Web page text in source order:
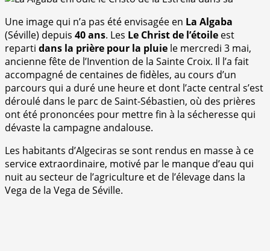
Une image qui n’a pas été envisagée en La Algaba
(Séville) depuis 40 ans. Les Le Christ de l’étoile est
reparti dans la prière pour la pluie le mercredi 3 mai,
ancienne fête de l’Invention de la Sainte Croix. Il l’a fait
accompagné de centaines de fidèles, au cours d’un
parcours qui a duré une heure et dont l’acte central s’est
déroulé dans le parc de Saint-Sébastien, où des prières
ont été prononcées pour mettre fin à la sécheresse qui
dévaste la campagne andalouse.
Les habitants d’Algeciras se sont rendus en masse à ce
service extraordinaire, motivé par le manque d’eau qui
nuit au secteur de l’agriculture et de l’élevage dans la
Vega de la Vega de Séville.